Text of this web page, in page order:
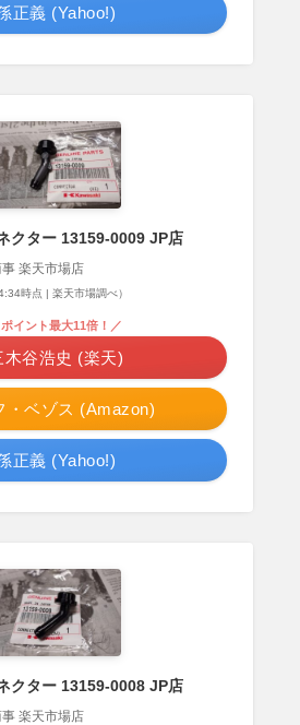
正義 (Yahoo!)
クター 13159-0009 JP店
楽天市場店
時点 | 楽天市場調べ）
・ベゾス (Amazon)
ポイント最大11倍！／
木谷浩史 (楽天)
正義 (Yahoo!)
クター 13159-0008 JP店
楽天市場店